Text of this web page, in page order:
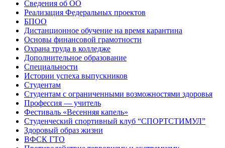
Сведения об ОО
Реализация Федеральных проектов
БПОО
Дистанционное обучение на время карантина
Основы финансовой грамотности
Охрана труда в колледже
Дополнительное образование
Специальности
Истории успеха выпускников
Студентам
Студентам с ограниченными возможностями здоровья
Профессия — учитель
Фестиваль «Весенняя капель»
Студенческий спортивный клуб “СПОРТСТИМУЛ”
Здоровый образ жизни
ВФСК ГТО